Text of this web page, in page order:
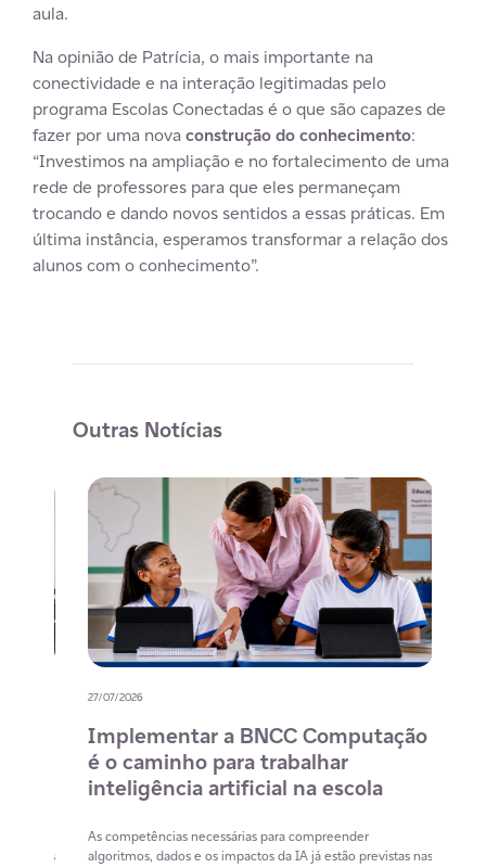
aula.
Na opinião de Patrícia, o mais importante na
conectividade e na interação legitimadas pelo
programa Escolas Conectadas é o que são capazes de
fazer por uma nova construção do conhecimento:
“Investimos na ampliação e no fortalecimento de uma
rede de professores para que eles permaneçam
trocando e dando novos sentidos a essas práticas. Em
última instância, esperamos transformar a relação dos
alunos com o conhecimento”.
Outras Notícias
27/07/2026
Implementar a BNCC Computação
é o caminho para trabalhar
inteligência artificial na escola
As competências necessárias para compreender
algoritmos, dados e os impactos da IA já estão previstas nas